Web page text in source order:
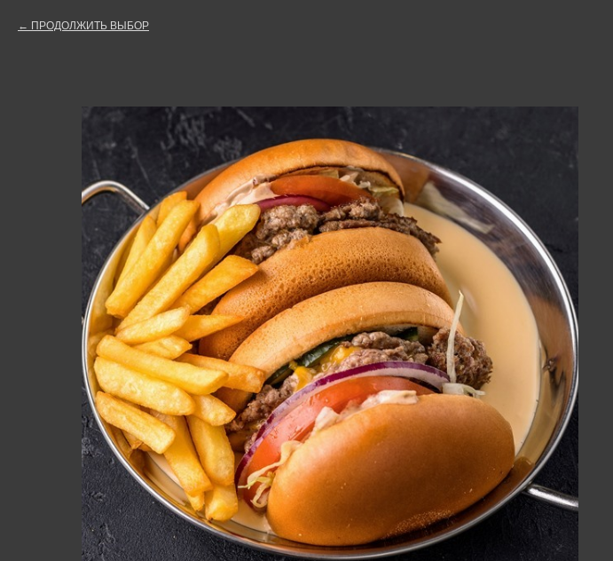
ПРОДОЛЖИТЬ ВЫБОР